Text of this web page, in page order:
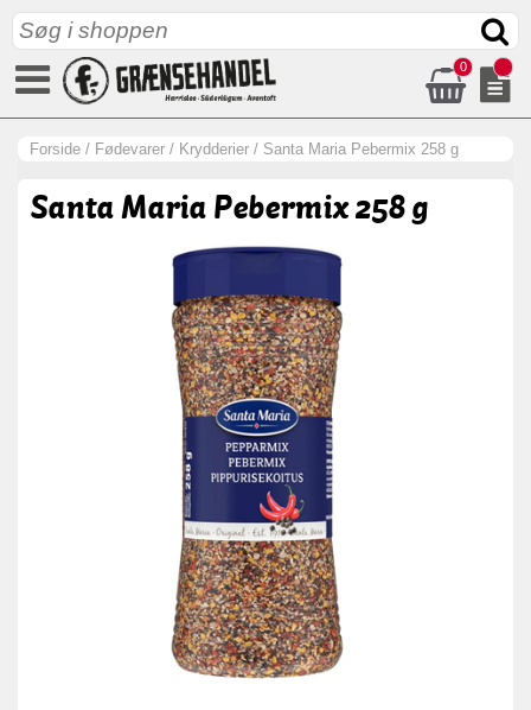
0
Forside / Fødevarer / Krydderier / Santa Maria Pebermix 258 g
Santa Maria Pebermix 258 g